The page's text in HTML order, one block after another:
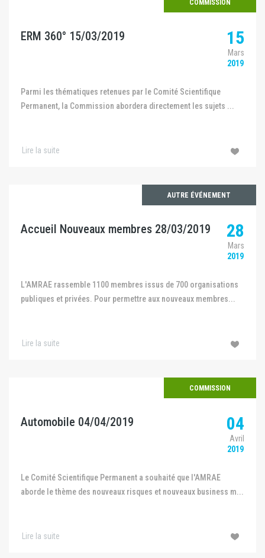
COMMISSION
ERM 360° 15/03/2019 15
Mars
2019
Parmi les thématiques retenues par le Comité Scientifique
Permanent, la Commission abordera directement les sujets ...
Lire la suite
AUTRE ÉVÉNEMENT
Accueil Nouveaux membres 28/03/2019 28
Mars
2019
L'AMRAE rassemble 1100 membres issus de 700 organisations
publiques et privées. Pour permettre aux nouveaux membres...
Lire la suite
COMMISSION
Automobile 04/04/2019 04
Avril
2019
Le Comité Scientifique Permanent a souhaité que l'AMRAE
aborde le thème des nouveaux risques et nouveaux business m...
Lire la suite